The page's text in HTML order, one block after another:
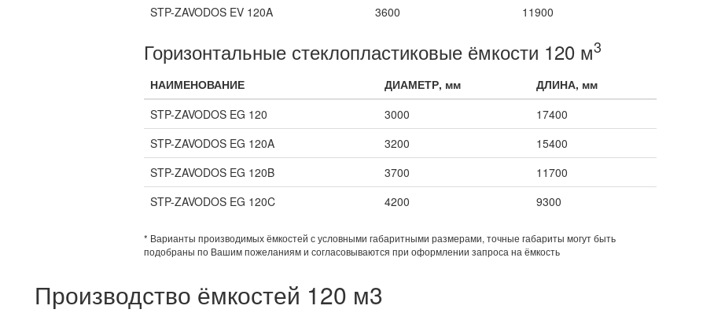
STP-ZAVODOS EV 120A
3600 11900
Горизонтальные стеклопластиковые ёмкости 120 м3
НАИМЕНОВАНИЕ ДИАМЕТР, мм
ДЛИНА, мм
STP-ZAVODOS EG 120
3000
17400
STP-ZAVODOS EG 120A
3200
15400
STP-ZAVODOS EG 120B
3700
11700
STP-ZAVODOS EG 120C
4200 9300
* Варианты производимых ёмкостей с условными габаритными размерами, точные габариты могут быть
подобраны по Вашим пожеланиям и согласовываются при оформлении запроса на ёмкость
Производство ёмкостей 120 м3